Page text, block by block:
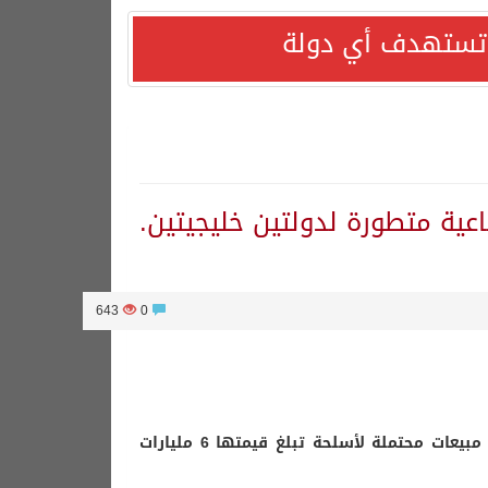
تستهدف أي دولة
متطورة لدولتين خليجيتين.
643
قال مسؤولون في البنتاغون إن “وزارة الخارجية الأمريكية وافقت على مبيعات محتملة لأسلحة تبلغ قيمتها 6 مليارات